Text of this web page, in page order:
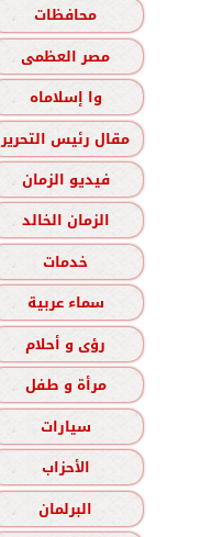
محافظات
مصر العظمى
وا إسلاماه
مقال رئيس التحرير
فيديو الزمان
الزمان الخالد
خدمات
سماء عربية
رؤى و أحلام
مرأة و طفل
سيارات
الأحزاب
البرلمان